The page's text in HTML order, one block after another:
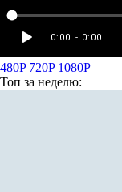
480P 720P 1080P
Топ за неделю: